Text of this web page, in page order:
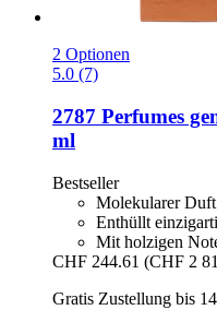
2 Optionen
5.0 (7)
2787 Perfumes
ml
Bestseller
Molekularer Duft
Enthüllt
Mit holzigen
CHF 244.61 (CHF 2
Gratis Zustellung bis